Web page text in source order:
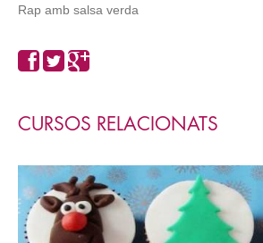
Rap amb salsa verda
CURSOS RELACIONATS